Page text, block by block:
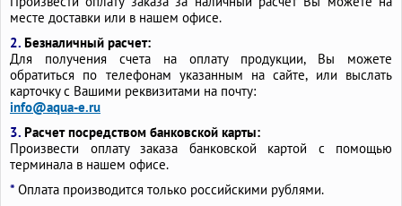
месте доставки или в нашем офисе.
2. Безналичный расчет:
Для получения счета на оплату продукции, Вы можете
обратиться по телефонам указанным на сайте, или выслать
карточку с Вашими реквизитами на почту:
info@aqua-e.ru
3. Расчет посредством банковской карты:
Произвести оплату заказа банковской картой с помощью
терминала в нашем офисе.
* Оплата производится только российскими рублями.